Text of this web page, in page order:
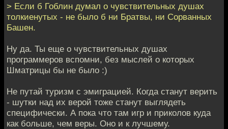
> Если б Гоблин думал о чувствительных душах
толкиенутых - не было б ни Братвы, ни Сорванных
Башен.
Ну да. Ты еще о чувствительных душах
программеров вспомни, без мыслей о которых
Шматрицы бы не было :)
Не путай туризм с эмиграцией. Когда станут верить
- шутки над их верой тоже станут выглядеть
специфически. А пока что там игр и приколов куда
как больше, чем веры. Оно и к лучшему.